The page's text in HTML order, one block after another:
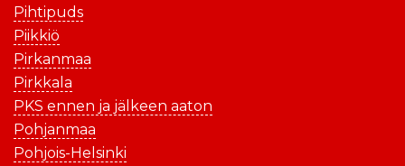
Pihtipuds
Piikkiö
Pirkanmaa
Pirkkala
PKS ennen ja jälkeen aaton
Pohjanmaa
Pohjois-Helsinki